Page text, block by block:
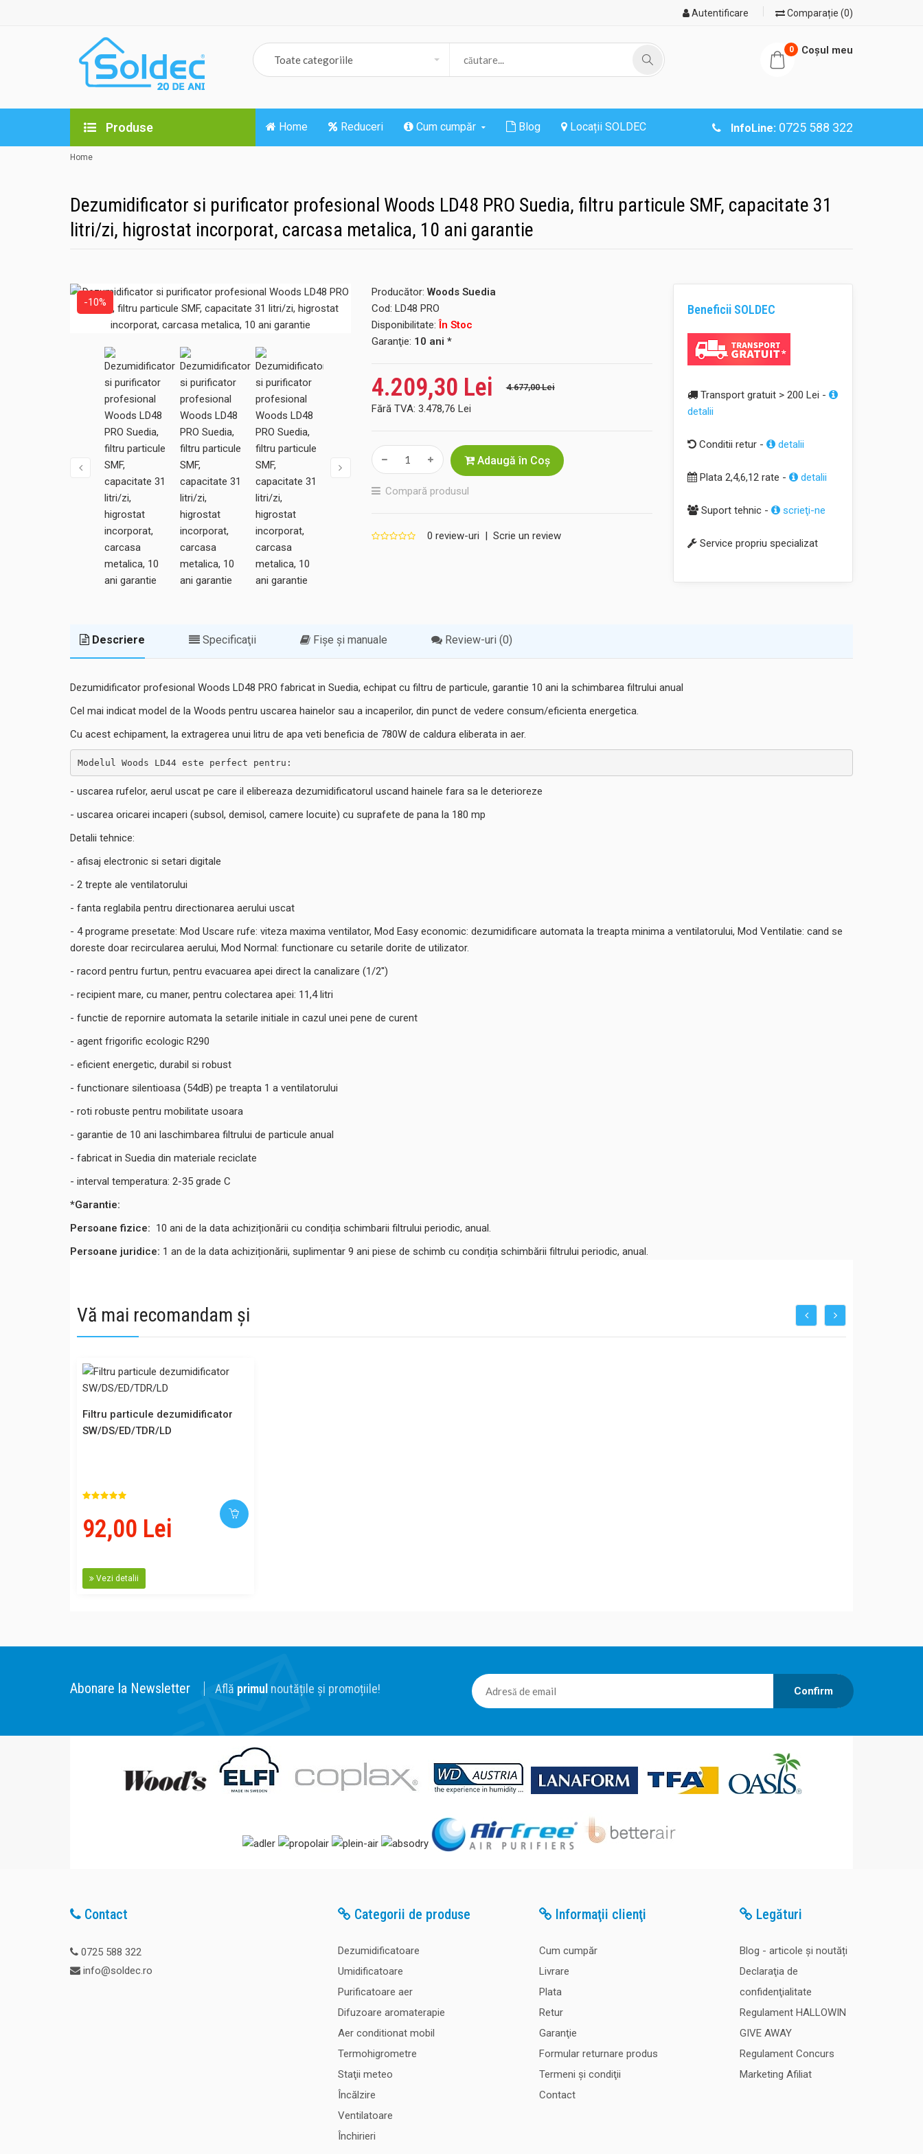
Autentificare Comparație (0)
0 Coşul meu
Produse Home Reduceri Cum cumpăr Blog InfoLine: 0725 588 322
Locații SOLDEC
Home
Dezumidificator si purificator profesional Woods LD48 PRO Suedia, filtru particule SMF, capacitate 31
litri/zi, higrostat incorporat, carcasa metalica, 10 ani garantie
-10%
Producător: Woods Suedia
Cod: LD48 PRO
Disponibilitate: În Stoc
Garanţie: 10 ani *
4.209,30 Lei 4.677,00 Lei
Fără TVA: 3.478,76 Lei
Adaugă în Coş
Compară produsul
0 review-uri | Scrie un review
Beneficii SOLDEC
Transport gratuit > 200 Lei -
detalii
Conditii retur - detalii
Plata 2,4,6,12 rate - detalii
Suport tehnic - scrieţi-ne
Service propriu specializat
Descriere Specificaţii Fișe și manuale Review-uri (0)
Dezumidificator profesional Woods LD48 PRO fabricat in Suedia, echipat cu filtru de particule, garantie 10 ani la schimbarea filtrului anual
Cel mai indicat model de la Woods pentru uscarea hainelor sau a incaperilor, din punct de vedere consum/eficienta energetica.
Cu acest echipament, la extragerea unui litru de apa veti beneficia de 780W de caldura eliberata in aer.
Modelul Woods LD44 este perfect pentru:
- uscarea rufelor, aerul uscat pe care il elibereaza dezumidificatorul uscand hainele fara sa le deterioreze
- uscarea oricarei incaperi (subsol, demisol, camere locuite) cu suprafete de pana la 180 mp
Detalii tehnice:
- afisaj electronic si setari digitale
- 2 trepte ale ventilatorului
- fanta reglabila pentru directionarea aerului uscat
- 4 programe presetate: Mod Uscare rufe: viteza maxima ventilator, Mod Easy economic: dezumidificare automata la treapta minima a ventilatorului, Mod Ventilatie: cand se
doreste doar recircularea aerului, Mod Normal: functionare cu setarile dorite de utilizator.
- racord pentru furtun, pentru evacuarea apei direct la canalizare (1/2'')
- recipient mare, cu maner, pentru colectarea apei: 11,4 litri
- functie de repornire automata la setarile initiale in cazul unei pene de curent
- agent frigorific ecologic R290
- eficient energetic, durabil si robust
- functionare silentioasa (54dB) pe treapta 1 a ventilatorului
- roti robuste pentru mobilitate usoara
- garantie de 10 ani laschimbarea filtrului de particule anual
- fabricat in Suedia din materiale reciclate
- interval temperatura: 2-35 grade C
*Garantie:
Persoane fizice: 10 ani de la data achiziționării cu condiția schimbarii filtrului periodic, anual.
Persoane juridice: 1 an de la data achiziționării, suplimentar 9 ani piese de schimb cu condiția schimbării filtrului periodic, anual.
Vă mai recomandam și
Filtru particule dezumidificator
SW/DS/ED/TDR/LD
92,00 Lei
Vezi detalii
Abonare la Newsletter Află primul noutățile și promoțiile! Confirm
Contact
0725 588 322
info@soldec.ro
Categorii de produse
Dezumidificatoare
Umidificatoare
Purificatoare aer
Difuzoare aromaterapie
Aer conditionat mobil
Termohigrometre
Staţii meteo
Încălzire
Ventilatoare
Închirieri
Informaţii clienţi
Cum cumpăr
Livrare
Plata
Retur
Garanţie
Formular returnare produs
Termeni şi condiţii
Contact
Legături
Blog - articole și noutăți
Declaraţia de
confidenţialitate
Regulament HALLOWIN
GIVE AWAY
Regulament Concurs
Marketing Afiliat